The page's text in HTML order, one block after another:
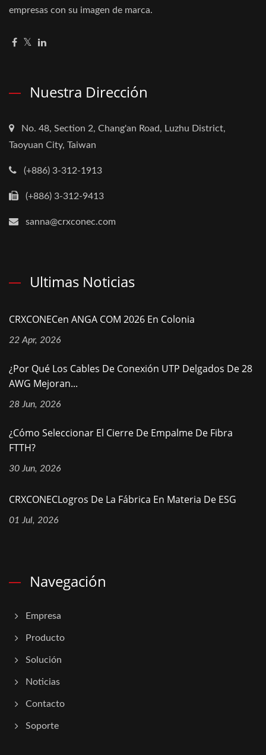
empresas con su imagen de marca.
Nuestra Dirección
No. 48, Section 2, Chang'an Road, Luzhu District,
Taoyuan City, Taiwan
(+886) 3-312-1913
(+886) 3-312-9413
sanna@crxconec.com
Ultimas Noticias
CRXCONECen ANGA COM 2026 En Colonia
22 Apr, 2026
¿Por Qué Los Cables De Conexión UTP Delgados De 28
AWG Mejoran...
28 Jun, 2026
¿Cómo Seleccionar El Cierre De Empalme De Fibra
FTTH?
30 Jun, 2026
CRXCONECLogros De La Fábrica En Materia De ESG
01 Jul, 2026
Navegación
Empresa
Producto
Solución
Noticias
Contacto
Soporte